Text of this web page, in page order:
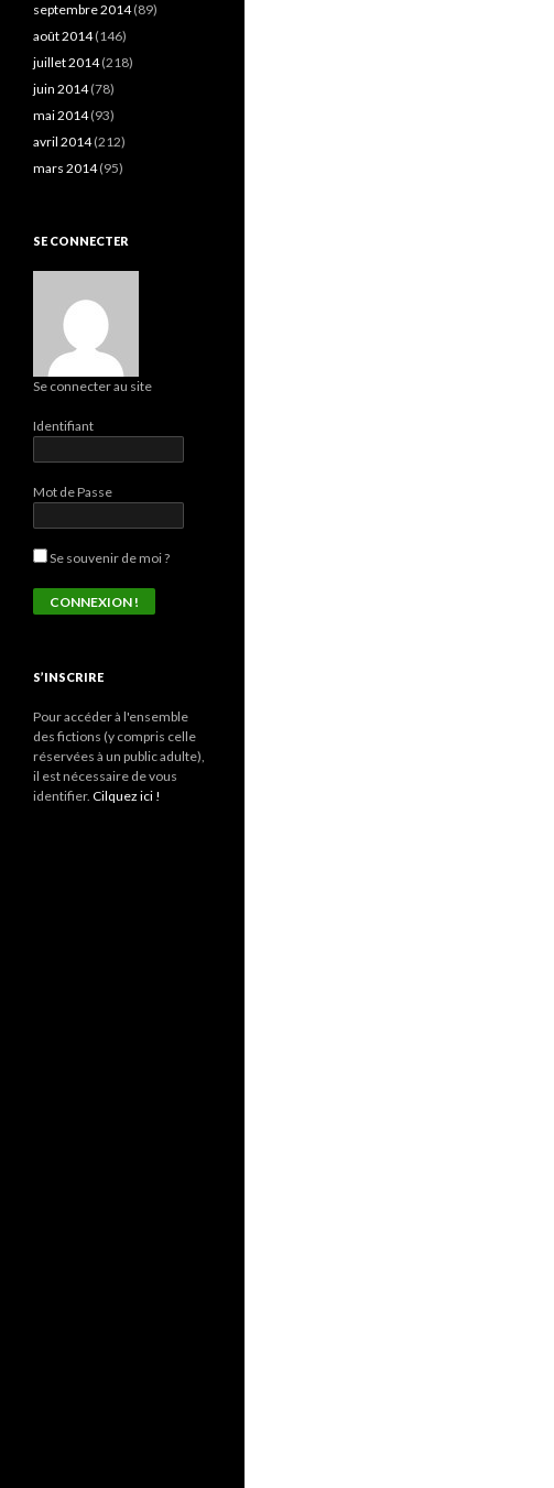
septembre 2014(89)
août 2014(146)
juillet 2014(218)
juin 2014(78)
mai 2014(93)
avril 2014(212)
mars 2014(95)
SE CONNECTER
Se connecter au site
Identifiant
Mot de Passe
Se souvenir de moi ?
S’INSCRIRE
Pour accéder à l'ensemble
des fictions (y compris celle
réservées à un public adulte),
il est nécessaire de vous
identifier. Cilquez ici !